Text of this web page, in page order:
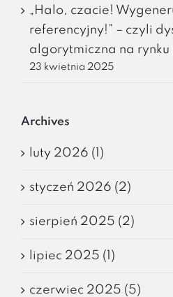
„Halo, czacie!
referencyjny!” – czyli
algorytmiczna na rynku
23 kwietnia 2025
Archives
luty 2026 (1)
styczeń 2026 (2)
sierpień 2025 (2)
lipiec 2025 (1)
czerwiec 2025 (5)